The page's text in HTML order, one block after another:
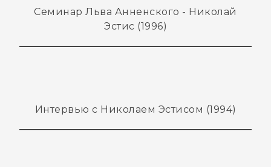
Семинар Льва Анненского - Николай
Эстис (1996)
Интервью с Николаем Эстисом (1994)